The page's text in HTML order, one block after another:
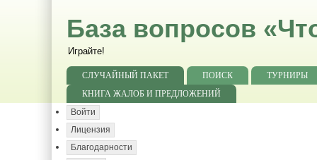
База вопросов
Играйте!
СЛУЧАЙНЫЙ ПАКЕТ ПОИСК
ТУРНИРЫ
КНИГА ЖАЛОБ И ПРЕДЛОЖЕНИЙ
Войти
Лицензия
Благодарности